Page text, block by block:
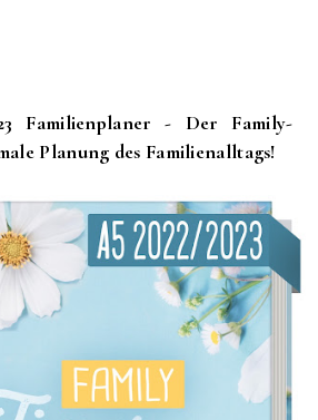
Familienplaner - Der Family-
Planung des Familienalltags!